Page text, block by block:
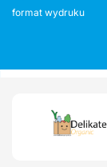
format wydruku